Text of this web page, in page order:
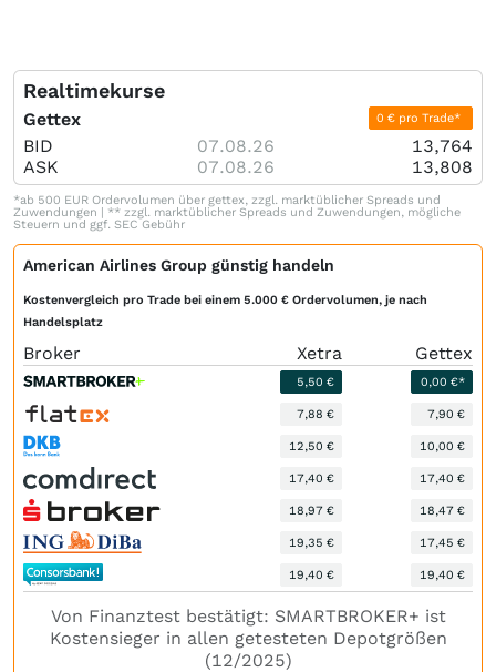
Realtimekurse
Gettex 0 € pro Trade*
BID 07.08.26
13,764
ASK
07.08.26 13,808
*ab 500 EUR Ordervolumen über gettex, zzgl. marktüblicher Spreads und
Zuwendungen | ** zzgl. marktüblicher Spreads und Zuwendungen, mögliche
Steuern und ggf. SEC Gebühr
American Airlines Group günstig handeln
Kostenvergleich pro Trade bei einem 5.000 € Ordervolumen, je nach
Handelsplatz
Broker Xetra Gettex
5,50 € 0,00 €*
7,88 € 7,90 €
12,50 € 10,00 €
17,40 € 17,40 €
18,97 € 18,47 €
19,35 € 17,45 €
19,40 € 19,40 €
Von Finanztest bestätigt: SMARTBROKER+ ist
Kostensieger in allen getesteten Depotgrößen
(12/2025)